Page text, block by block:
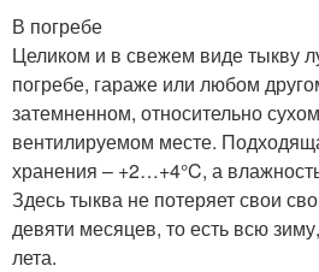
В погребе
Целиком и в свежем виде тыкву
погребе, гараже или любом
затемненном, относительно
вентилируемом месте.
хранения – +2…+4°C, а
Здесь тыква не потеряет свои
девяти месяцев, то есть всю
лета.